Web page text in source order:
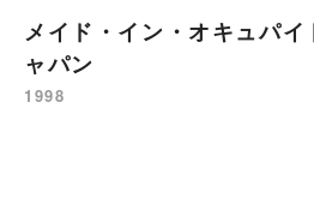
メイド・イン・オキュパイ
ャパン
1998